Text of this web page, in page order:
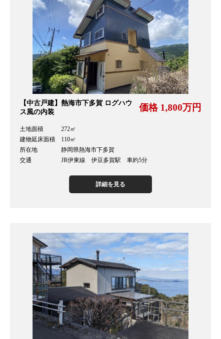
【中古戸建】熱海市下多賀 ログハウ
ス風の内装
価格 1,800万円
土地面積 272㎡
建物延床面積 110㎡
所在地 静岡県熱海市下多賀
交通 JR伊東線 伊豆多賀駅 車約5分
詳細を見る